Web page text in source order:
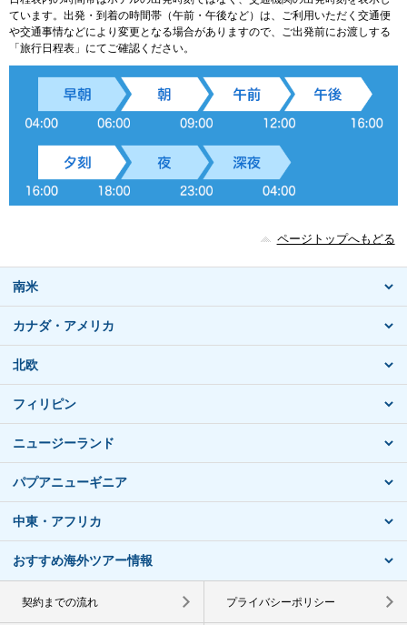
ています。出発・到着の時間帯（午前・午後など）は、ご利用いただく交通便
や交通事情などにより変更となる場合がありますので、ご出発前にお渡しする
「旅行日程表」にてご確認ください。
ページトップへもどる
南米
カナダ・アメリカ
北欧
フィリピン
ニュージーランド
パプアニューギニア
中東・アフリカ
おすすめ海外ツアー情報
契約までの流れ プライバシーポリシー